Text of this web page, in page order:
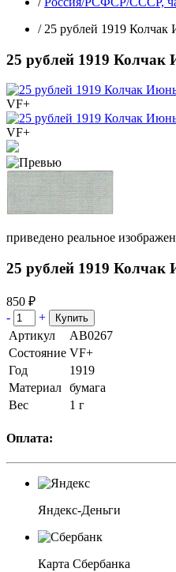
/ 25 рублей 1919 Колчак
25 рублей 1919 Колчак
VF+
VF+
приведено реальное
25 рублей 1919 Колчак
850 ₽
-
+
Артикул
АВ0267
Состояние VF+
Год
1919
Материал бумага
Вес
1 г
Оплата:
Яндекс-Деньги
Карта Сбербанка